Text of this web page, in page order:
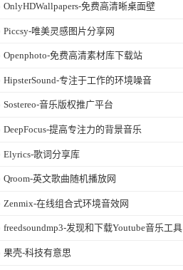
OnlyHDWallpapers-免费高清晰桌面壁
Piccsy-唯美灵感图片分享网
Openphoto-免费高清素材库下载站
HipsterSound-专注于工作的环境噪音
Sostereo-音乐版权推广平台
DeepFocus-提高专注力的背景音乐
Elyrics-歌词分享库
Qroom-英文歌曲随机播放网
Zenmix-在线组合式环境音效网
freedsoundmp3-发现和下载Youtube音乐工具
果壳-科技有意思